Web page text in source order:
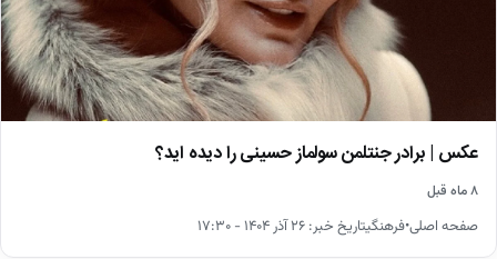
عکس | برادر جنتلمن سولماز حسینی را دیده اید؟
۸ ماه قبل
صفحه اصلی•فرهنگیتاریخ خبر: ۲۶ آذر ۱۴۰۴ - ۱۷:۳۰